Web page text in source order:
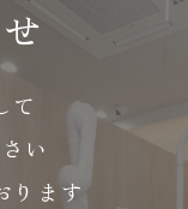
て
い
ります